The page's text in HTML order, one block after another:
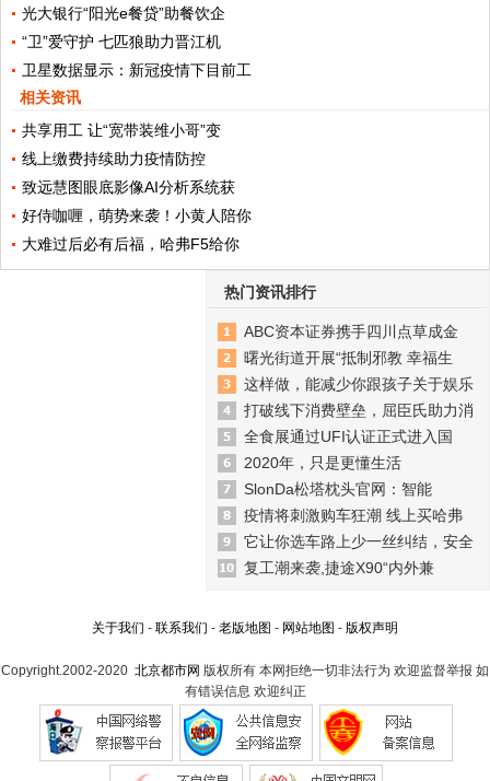
光大银行“阳光e餐贷”助餐饮企
“卫”爱守护 七匹狼助力晋江机
卫星数据显示：新冠疫情下目前工
相关资讯
共享用工 让“宽带装维小哥”变
线上缴费持续助力疫情防控
致远慧图眼底影像AI分析系统获
好侍咖喱，萌势来袭！小黄人陪你
大难过后必有后福，哈弗F5给你
热门资讯排行
ABC资本证券携手四川点草成金
曙光街道开展“抵制邪教 幸福生
这样做，能减少你跟孩子关于娱乐
打破线下消费壁垒，屈臣氏助力消
全食展通过UFI认证正式进入国
2020年，只是更懂生活
SlonDa松塔枕头官网：智能
疫情将刺激购车狂潮 线上买哈弗
它让你选车路上少一丝纠结，安全
复工潮来袭,捷途X90“内外兼
关于我们 - 联系我们 - 老版地图 - 网站地图 - 版权声明
Copyright.2002-2020 北京都市网 版权所有 本网拒绝一切非法行为 欢迎监督举报 如
有错误信息 欢迎纠正